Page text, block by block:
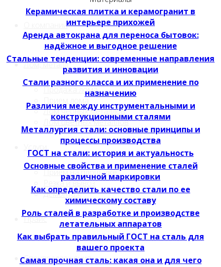
О компании
Лом, металл
Продажа лома
Прием лома
Лом чёрных металлов
Лом цветных металлов
Приём на площадке
Резка и вывоз
Демонтаж
Прайс
Спецпредложения
Керамическая плитка и керамогранит в
интерьере прихожей
Аренда автокрана для переноса бытовок:
надёжное и выгодное решение
Стальные тенденции: современные направления
развития и инновации
Стали разного класса и их применение по
назначению
Различия между инструментальными и
конструкционными сталями
Металлургия стали: основные принципы и
процессы производства
ГОСТ на стали: история и актуальность
Основные свойства и применение сталей
различной маркировки
Как определить качество стали по ее
химическому составу
Роль сталей в разработке и производстве
летательных аппаратов
Как выбрать правильный ГОСТ на сталь для
вашего проекта
Самая прочная сталь: какая она и для чего